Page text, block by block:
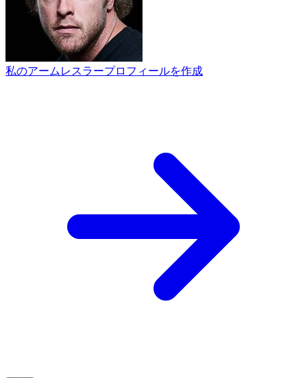
私のアームレスラープロフィールを作成